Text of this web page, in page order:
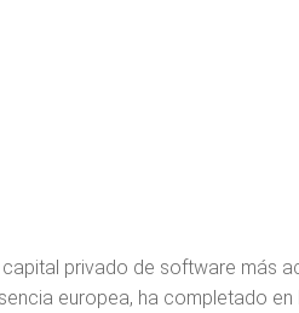
privado de software más
europea, ha completado en